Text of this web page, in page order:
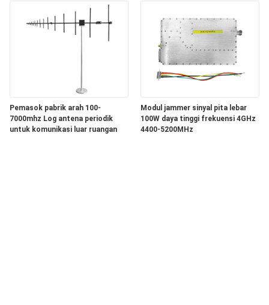
Pemasok pabrik arah 100-
7000mhz Log antena periodik
untuk komunikasi luar ruangan
Modul jammer sinyal pita lebar
100W daya tinggi frekuensi 4GHz
4400-5200MHz